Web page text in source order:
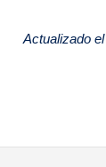
Actualizado